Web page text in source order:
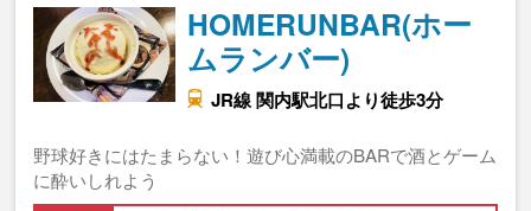
HOMERUNBAR(ホー
ムランバー)
JR線 関内駅北口より徒歩3分
野球好きにはたまらない！遊び心満載のBARで酒とゲーム
に酔いしれよう